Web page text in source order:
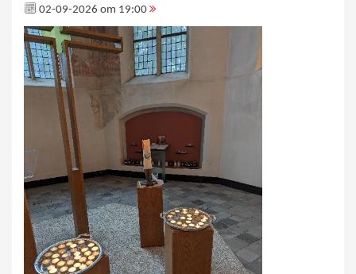
02-09-2026 om 19:00